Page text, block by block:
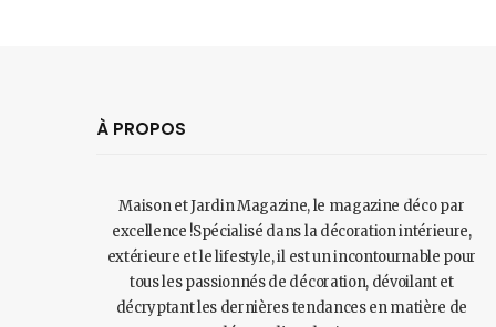
À PROPOS
Maison et Jardin Magazine, le magazine déco par
excellence !Spécialisé dans la décoration intérieure,
extérieure et le lifestyle, il est un incontournable pour
tous les passionnés de décoration, dévoilant et
décryptant les dernières tendances en matière de